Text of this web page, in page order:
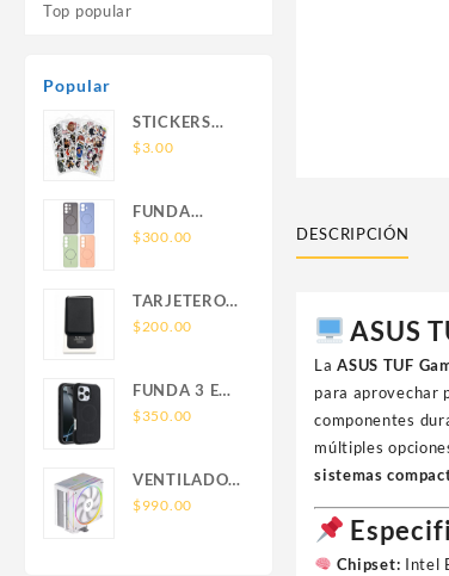
Top popular
Popular
STICKERS
UNIVERSALES
$3.00
FUNDA
NOVA SAM
SIN SOPORTE
MAGNETICO
$300.00
TARJETERO
SIN SOPORTE
LEATHER
WALLET
$200.00
FUNDA 3 EN
1 TIPO
SAM S26
ULTRA
$350.00
VENTILADOR
P/CPU
$990.00
DESCRIPCIÓN
ASUS
LaASUS TUF
para aprovechar
componentes
múltiples
sistemas
Chipset: Intel